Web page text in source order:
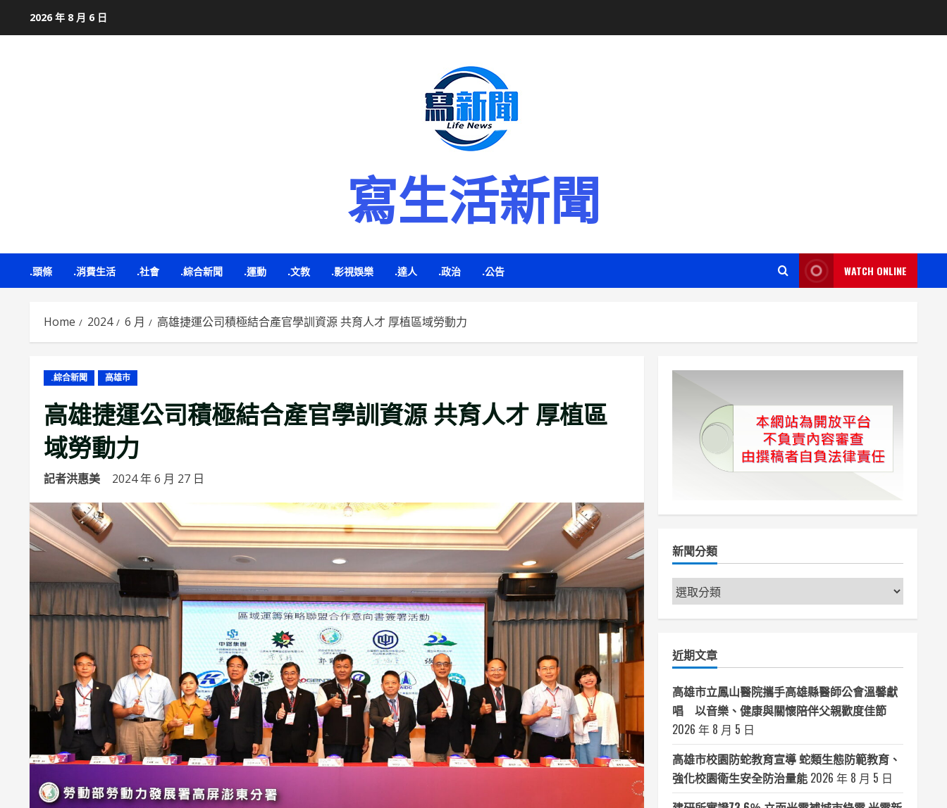
2026 年 8 月 6 日
寫生活新聞
.頭條 .消費生活 .社會 .綜合新聞 .運動 .文教 .影視娛樂 .達人 .政治 .公告 WATCH ONLINE
Home 2024 6 月 高雄捷運公司積極結合產官學訓資源 共育人才 厚植區域勞動力
.綜合新聞 高雄市
高雄捷運公司積極結合產官學訓資源 共育人才 厚植區
域勞動力
記者洪惠美 2024 年 6 月 27 日
新聞分類
新
聞
分
近期文章
高雄市立鳳山醫院攜手高雄縣醫師公會溫馨獻
唱 以音樂、健康與關懷陪伴父親歡度佳節
2026 年 8 月 5 日
高雄市校園防蛇教育宣導 蛇類生態防範教育、
強化校園衛生安全防治量能 2026 年 8 月 5 日